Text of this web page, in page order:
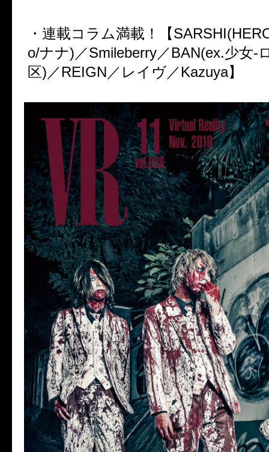
・連載コラム満載！【
o/ナナ)／Smileberry／BAN(ex.少女-
区)／REIGN／レイヴ／Kazuya】